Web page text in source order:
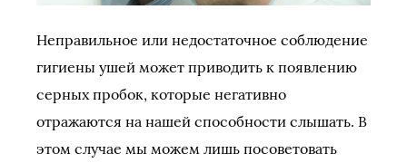
Неправильное или недостаточное соблюдение
гигиены ушей может приводить к появлению
серных пробок, которые негативно
отражаются на нашей способности слышать. В
этом случае мы можем лишь посоветовать